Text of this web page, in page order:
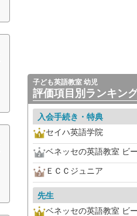
子ども英語教室 幼児
評価項目別ランキン
入会手続き・特典
セイハ英語学院
ベネッセの英語教室 ビ
ＥＣＣジュニア
先生
ベネッセの英語教室 ビ